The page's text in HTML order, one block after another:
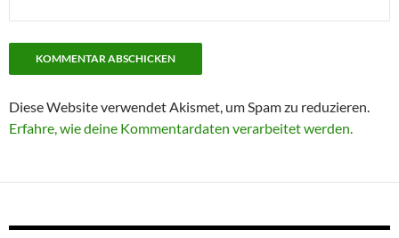
Diese Website verwendet Akismet, um Spam zu reduzieren.
Erfahre, wie deine Kommentardaten verarbeitet werden.